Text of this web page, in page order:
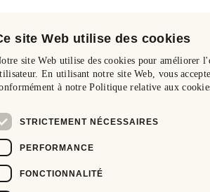
site Web utilise des cookies
site Web utilise des cookies pour améliorer
En utilisant notre site Web, vous
à notre Politique relative aux
STRICTEMENT NÉCESSAIRES
PERFORMANCE
FONCTIONNALITÉ